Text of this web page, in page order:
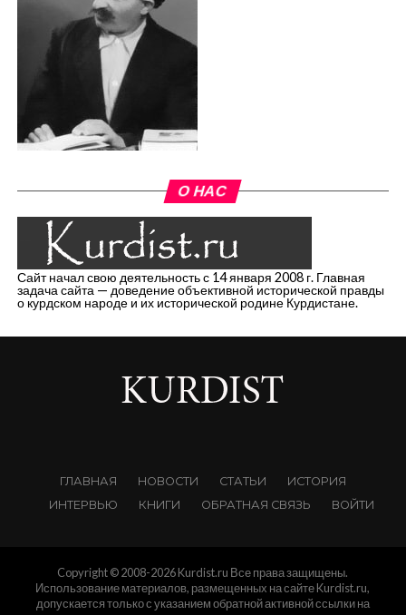
О НАС
Сайт начал свою деятельность с 14 января 2008 г. Главная
задача сайта — доведение объективной исторической правды
о курдском народе и их исторической родине Курдистане.
ГЛАВНАЯ НОВОСТИ СТАТЬИ
ИСТОРИЯ
ИНТЕРВЬЮ
КНИГИ ОБРАТНАЯ СВЯЗЬ ВОЙТИ
Copyright © 2008-2026 Kurdist.ru Все права защищены.
Использование материалов, размещенных на сайте Kurdist.ru,
допускается только с указанием обратной активной ссылки на